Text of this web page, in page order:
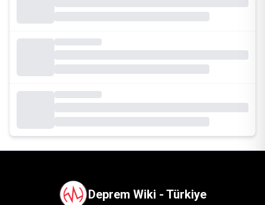
Deprem Wiki - Türkiye